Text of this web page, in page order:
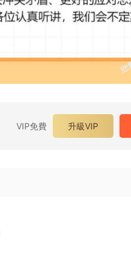
VIP免費 升級VIP